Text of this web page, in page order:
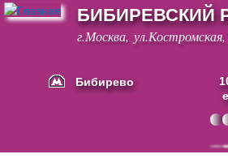
Перейти к
основному
содержанию
БИБИРЕВСКИЙ
г.Москва,
Бибирево